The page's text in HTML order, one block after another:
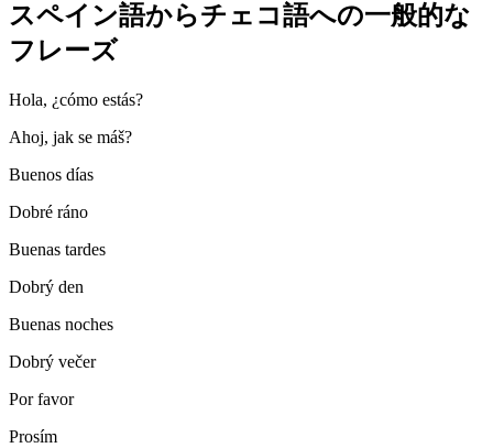
スペイン語からチェコ語への一般的な
フレーズ
Hola, ¿cómo estás?
Ahoj, jak se máš?
Buenos días
Dobré ráno
Buenas tardes
Dobrý den
Buenas noches
Dobrý večer
Por favor
Prosím